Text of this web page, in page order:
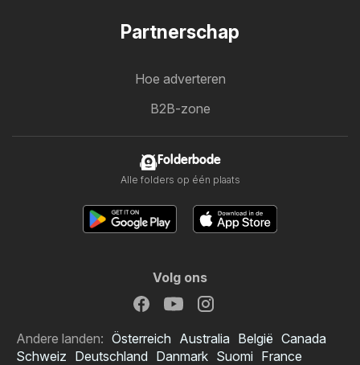
Partnerschap
Hoe adverteren
B2B-zone
Folderbode
Alle folders op één plaats
Volg ons
Andere landen: Österreich Australia België Canada
Schweiz Deutschland Danmark Suomi France